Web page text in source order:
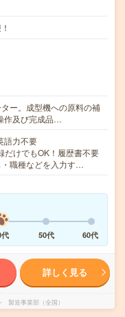
ー。成型機への原料の補
作及び完成品…
語力不要
けでもOK！履歴書不要
職種などを入力す…
50代 60代
詳しく見る
製造事業部（全国）